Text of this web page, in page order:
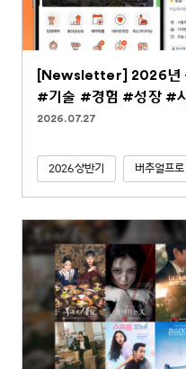
[Newsletter] 2026년
#기술 #경험 #성장 #
2026.07.27
2026상반기 버추얼프